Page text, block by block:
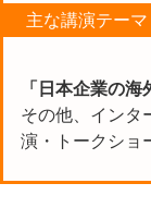
主な講演テーマ
「日本企業の海
その他、インタ
演・トークショ